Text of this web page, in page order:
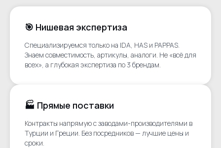
🎯 Нишевая экспертиза
Специализируемся только на IDA, HAS и PAPPAS.
Знаем совместимость, артикулы, аналоги. Не «всё для
всех», а глубокая экспертиза по 3 брендам.
🏭 Прямые поставки
Контракты напрямую с заводами-производителями в
Турции и Греции. Без посредников — лучшие цены и
сроки.